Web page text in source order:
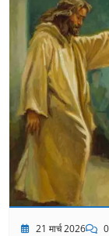
21 मार्च 2026 0